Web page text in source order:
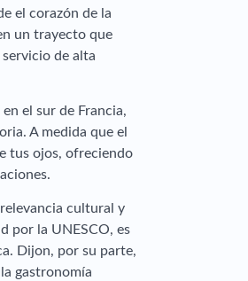
el corazón de la
un trayecto que
servicio de alta
el sur de Francia,
A medida que el
tus ojos, ofreciendo
cultural y
por la UNESCO, es
Dijon, por su parte,
gastronomía